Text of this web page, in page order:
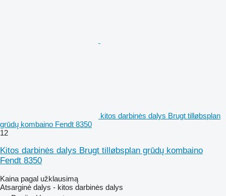
kitos darbinės dalys Brugt tilløbsplan
grūdų kombaino Fendt 8350
12
Kitos darbinės dalys Brugt tilløbsplan grūdų kombaino
Fendt 8350
Kaina pagal užklausimą
Atsarginė dalys - kitos darbinės dalys